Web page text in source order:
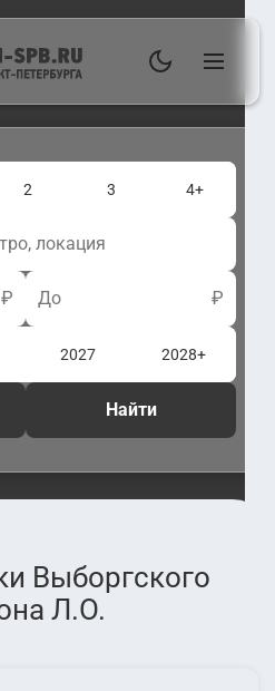
2 3 4+
₽ До ₽
2027 2028+
Найти
Выборгского
Л.О.